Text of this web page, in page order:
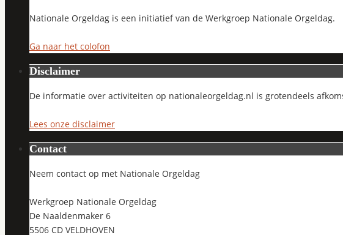
Nationale Orgeldag is een initiatief van de Werkgroep Nationale Orgeldag.
Ga naar het colofon
Disclaimer
De informatie over activiteiten op nationaleorgeldag.nl is grotendeels
Lees onze disclaimer
Contact
Neem contact op met Nationale Orgeldag
Werkgroep Nationale Orgeldag
De Naaldenmaker 6
5506 CD VELDHOVEN